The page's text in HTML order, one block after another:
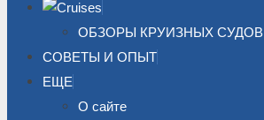
ОБЗОРЫ КРУИЗНЫХ СУДОВ
СОВЕТЫ И ОПЫТ
ЕЩЕ
О сайте